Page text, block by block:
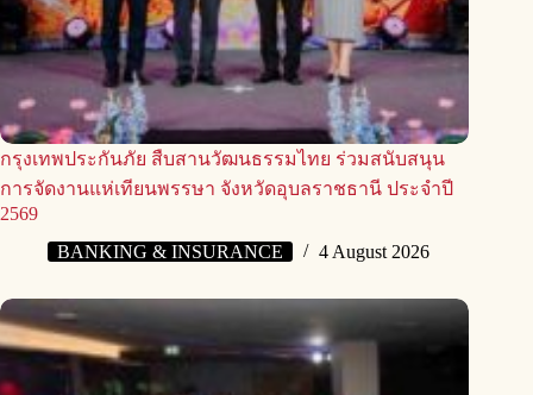
กรุงเทพประกันภัย สืบสานวัฒนธรรมไทย ร่วมสนับสนุน
การจัดงานแห่เทียนพรรษา จังหวัดอุบลราชธานี ประจำปี
2569
BANKING & INSURANCE
4 August 2026